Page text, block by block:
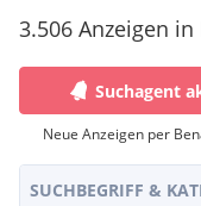
3.506 Anzeigen
Suchagent
Neue Anzeigen per
SUCHBEGRIFF &